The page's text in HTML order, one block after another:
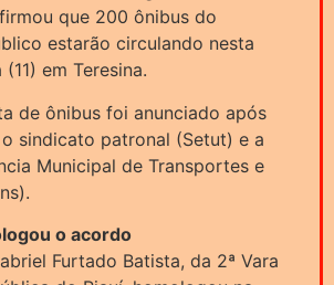
que 200 ônibus do
estarão circulando nesta
em Teresina.
de ônibus foi anunciado após
sindicato patronal (Setut) e a
Municipal de Transportes e
o acordo
Furtado Batista, da 2ª Vara